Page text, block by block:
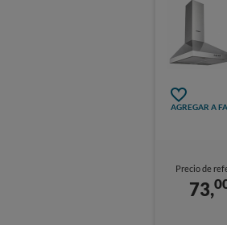
AGREGAR A
Precio de
73,